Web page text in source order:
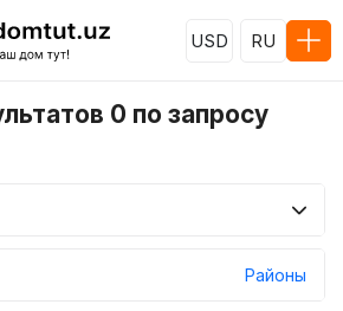
USD RU
0 по запросу
Районы